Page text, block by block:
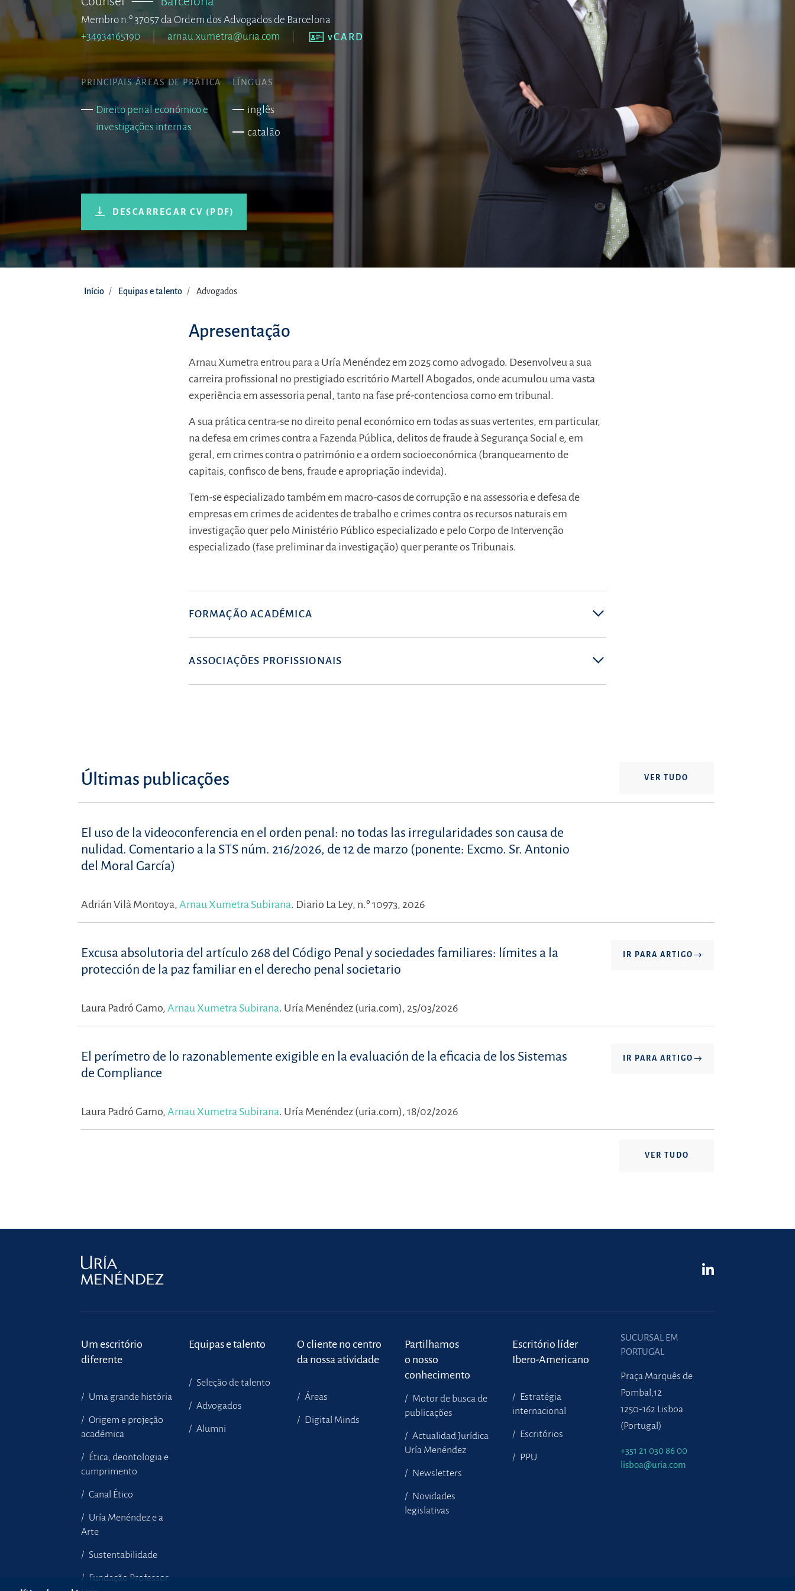
Membro n.º 37057 da Ordem dos Advogados de Barcelona
+34934165190
arnau.xumetra@uria.com vCARD
PRINCIPAIS ÁREAS DE PRÁTICA
Direito penal económico e
investigações internas
LÍNGUAS
inglês
catalão
DESCARREGAR CV (PDF)
Início Equipas e talento Advogados
Apresentação
Arnau Xumetra entrou para a Uría Menéndez em 2025 como advogado. Desenvolveu a sua
carreira profissional no prestigiado escritório Martell Abogados, onde acumulou uma vasta
experiência em assessoria penal, tanto na fase pré-contenciosa como em tribunal.
A sua prática centra-se no direito penal económico em todas as suas vertentes, em particular,
na defesa em crimes contra a Fazenda Pública, delitos de fraude à Segurança Social e, em
geral, em crimes contra o património e a ordem socioeconómica (branqueamento de
capitais, confisco de bens, fraude e apropriação indevida).
Tem-se especializado também em macro-casos de corrupção e na assessoria e defesa de
empresas em crimes de acidentes de trabalho e crimes contra os recursos naturais em
investigação quer pelo Ministério Público especializado e pelo Corpo de Intervenção
especializado (fase preliminar da investigação) quer perante os Tribunais.
FORMAÇÃO ACADÉMICA
ASSOCIAÇÕES PROFISSIONAIS
Últimas publicações VER TUDO
El uso de la videoconferencia en el orden penal: no todas las irregularidades son causa de
nulidad. Comentario a la STS núm. 216/2026, de 12 de marzo (ponente: Excmo. Sr. Antonio
del Moral García)
Adrián Vilà Montoya, Arnau Xumetra Subirana. Diario La Ley, n.º 10973, 2026
Excusa absolutoria del artículo 268 del Código Penal y sociedades familiares: límites a la
protección de la paz familiar en el derecho penal societario
IR PARA ARTIGO
Laura Padró Gamo, Arnau Xumetra Subirana. Uría Menéndez (uria.com), 25/03/2026
El perímetro de lo razonablemente exigible en la evaluación de la eficacia de los Sistemas
de Compliance
IR PARA ARTIGO
Laura Padró Gamo, Arnau Xumetra Subirana. Uría Menéndez (uria.com), 18/02/2026
VER TUDO
Um escritório
diferente
Uma grande história
Origem e projeção
académica
Ética, deontologia e
cumprimento
Canal Ético
Uría Menéndez e a
Arte
Sustentabilidade
Fundação Professor
Equipas e talento
Seleção de talento
Advogados
Alumni
O cliente no centro
da nossa atividade
Áreas
Digital Minds
Partilhamos
o nosso
conhecimento
Motor de busca de
publicações
Actualidad Jurídica
Uría Menéndez
Newsletters
Novidades
legislativas
Escritório líder
Ibero-Americano
Estratégia
internacional
Escritórios
PPU
SUCURSAL EM
PORTUGAL
Praça Marquês de
Pombal,12
1250-162 Lisboa
(Portugal)
+351 21 030 86 00
lisboa@uria.com